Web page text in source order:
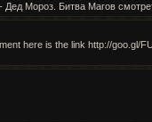
Мороз. Битва Магов
here is the link http://goo.gl/